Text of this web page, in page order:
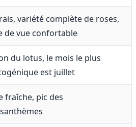
variété complète de roses,
de vue confortable
du lotus, le mois le plus
est juillet
fraîche, pic des